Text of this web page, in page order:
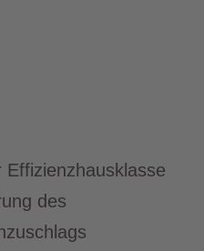
Effizienzhausklasse
des